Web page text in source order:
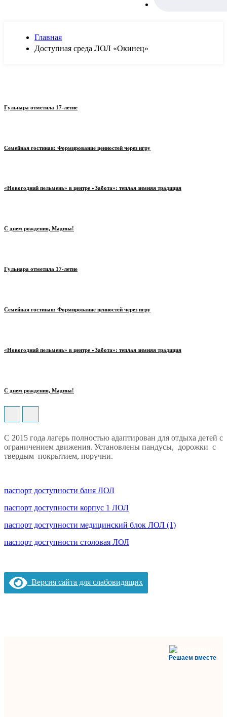
Главная
Доступная среда ЛОЛ «Окинец»
Гульнара отметила 17‑летие
Семейная гостиная: Формирование ценностей через игру
«Новогодний пельмень» в центре «Забота»: теплая зимняя традиция
С днем рождения, Мадина!
Гульнара отметила 17‑летие
Семейная гостиная: Формирование ценностей через игру
«Новогодний пельмень» в центре «Забота»: теплая зимняя традиция
С днем рождения, Мадина!
С 2015 года лагерь полностью адаптирован для отдыха детей с
ограничением движения. Установлены пандусы, дорожки с
твердым покрытием, поручни.
паспорт доступности баня ЛОЛ
паспорт доступности корпус 1 ЛОЛ
паспорт доступности медицинский блок ЛОЛ (1)
паспорт доступности столовая ЛОЛ
Версия сайта для слабовидящих
Решаем вместе